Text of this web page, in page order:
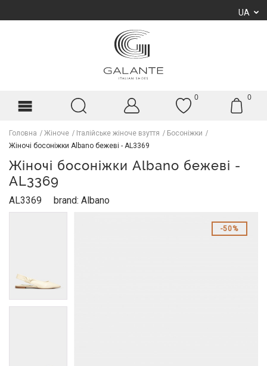
UA
0 0
Головна Жіноче Італійське жіноче взуття
Босоніжки
Жіночі босоніжки Albano бежеві - AL3369
Жіночі босоніжки Albano бежеві -
AL3369
AL3369 brand: Albano
50%